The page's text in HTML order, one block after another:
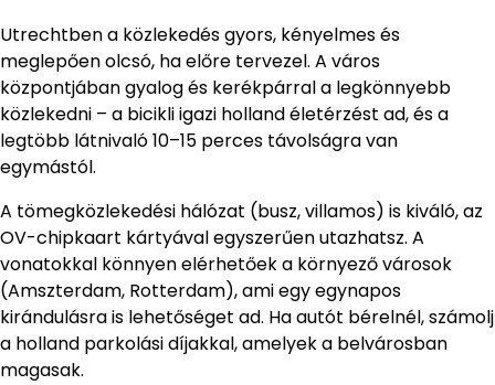
Utrechtben a közlekedés gyors, kényelmes és
meglepően olcsó, ha előre tervezel. A város
központjában gyalog és kerékpárral a legkönnyebb
közlekedni – a bicikli igazi holland életérzést ad, és a
legtöbb látnivaló 10–15 perces távolságra van
egymástól.
A tömegközlekedési hálózat (busz, villamos) is kiváló, az
OV-chipkaart kártyával egyszerűen utazhatsz. A
vonatokkal könnyen elérhetőek a környező városok
(Amszterdam, Rotterdam), ami egy egynapos
kirándulásra is lehetőséget ad. Ha autót bérelnél, számolj
a holland parkolási díjakkal, amelyek a belvárosban
magasak.